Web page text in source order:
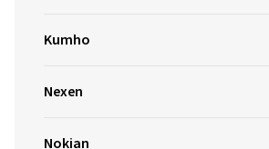
Kumho
Nexen
Nokian